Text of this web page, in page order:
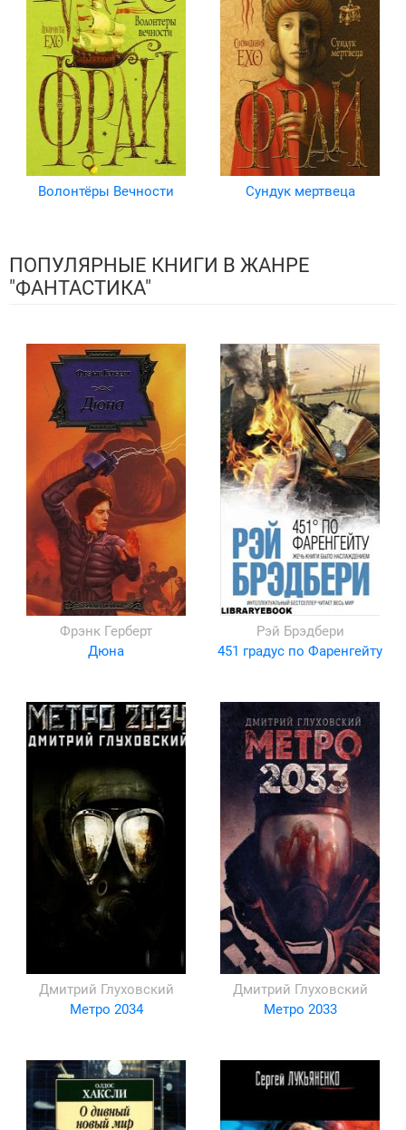
Волонтёры Вечности Сундук мертвеца
ПОПУЛЯРНЫЕ КНИГИ В ЖАНРЕ
"ФАНТАСТИКА"
Фрэнк Герберт
Дюна
Рэй Брэдбери
451 градус по Фаренгейту
Дмитрий Глуховский
Метро 2034
Дмитрий Глуховский
Метро 2033